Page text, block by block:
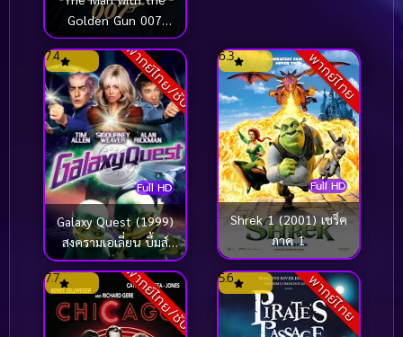
Golden Gun 007
เพชฌฆาตปืนทอง
(1974)พากย์ไทย/ซับ
Full HD
7.4
Galaxy Quest (1999)
สงครามเอเลี่ยน บึ้มส์
จักรวาล
พากย์ไทย
Full HD
6.3
Shrek 1 (2001) เชร็ค
ภาค 1
พากย์ไทย/ซับ
7.7 พากย์ไทย
5.6